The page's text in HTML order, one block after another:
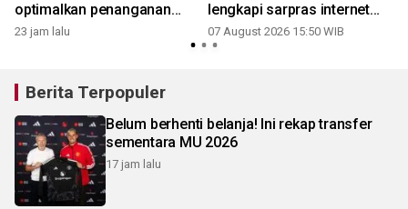
optimalkan penanganan
karhutla
23 jam lalu
lengkapi sarpras internet
daerah
07 August 2026 15:50 WIB
Berita Terpopuler
Belum berhenti belanja! Ini rekap transfer
sementara MU 2026
17 jam lalu